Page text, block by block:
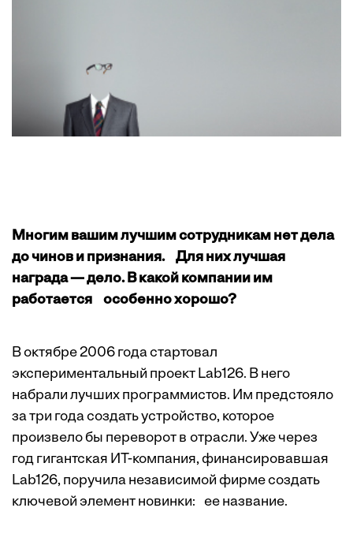
Многим вашим лучшим сотрудникам нет дела
до чинов и признания. Для них лучшая
награда — дело. В какой компании им
работается особенно хорошо?
В октябре 2006 года стартовал
экспериментальный проект Lab126. В него
набрали ­лучших программистов. Им предстояло
за три года создать устройство, которое
произвело бы ­переворот в отрасли. Уже через
год гигантская ИТ-компания, ­финансировавшая
Lab126, поручила независимой ­фирме создать
ключевой элемент новинки: ее название.